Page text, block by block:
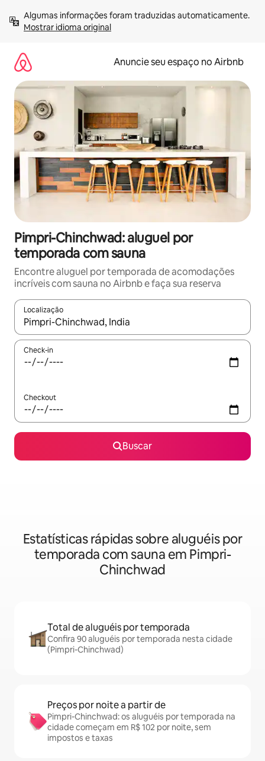
para
Mostrar idioma original
Anuncie seu espaço no Airbnb
Pimpri-Chinchwad: aluguel por
temporada com sauna
Encontre aluguel por temporada de acomodações
incríveis com sauna no Airbnb e faça sua reserva
Localização
Quando os resultados estiverem disponíveis, explore-os
Check-in
Checkout
Buscar
Estatísticas rápidas sobre aluguéis por
temporada com sauna em Pimpri-
Chinchwad
Total de aluguéis por temporada
Confira 90 aluguéis por temporada nesta cidade
(Pimpri-Chinchwad)
Preços por noite a partir de
Pimpri-Chinchwad: os aluguéis por temporada na
cidade começam em R$ 102 por noite, sem
impostos e taxas